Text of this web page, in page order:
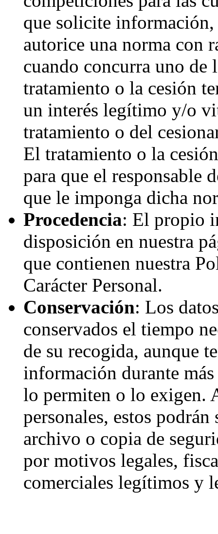
que solicite información,
autorice una norma con
cuando concurra uno de
tratamiento o la cesión
un interés legítimo y/o
tratamiento o del
El tratamiento o la
para que el responsable
que le imponga dicha
Procedencia: El propio
disposición en nuestra
que contienen nuestra
Carácter Personal.
Conservación: Los
conservados el tiempo
de su recogida, aunque
información durante
lo permiten o lo exigen.
personales, estos
archivo o copia de
por motivos legales,
comerciales legítimos y